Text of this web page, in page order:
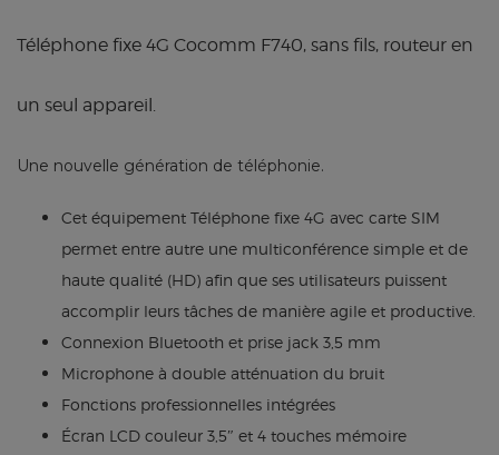
Téléphone fixe 4G Cocomm F740, sans fils, routeur en
un seul appareil.
Une nouvelle génération de téléphonie.
Cet équipement Téléphone fixe 4G avec carte SIM
permet entre autre une multiconférence simple et de
haute qualité (HD) afin que ses utilisateurs puissent
accomplir leurs tâches de manière agile et productive.
Connexion Bluetooth et prise jack 3,5 mm
Microphone à double atténuation du bruit
Fonctions professionnelles intégrées
Écran LCD couleur 3,5″ et 4 touches mémoire